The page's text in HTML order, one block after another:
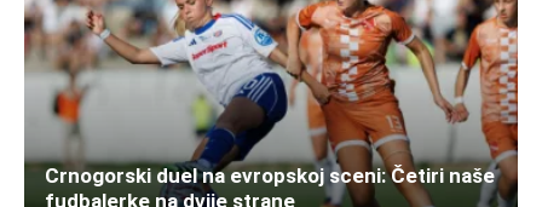
Crnogorski duel na evropskoj sceni: Četiri naše
fudbalerke na dvije strane